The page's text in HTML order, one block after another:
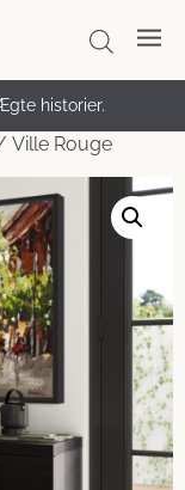
historier.
kunder
Ville Rouge